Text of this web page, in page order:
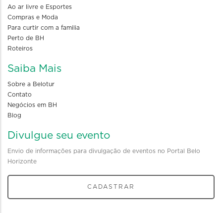
Ao ar livre e Esportes
Compras e Moda
Para curtir com a familia
Perto de BH
Roteiros
Saiba Mais
Sobre a Belotur
Contato
Negócios em BH
Blog
Divulgue seu evento
Envio de informações para divulgação de eventos no Portal Belo
Horizonte
CADASTRAR